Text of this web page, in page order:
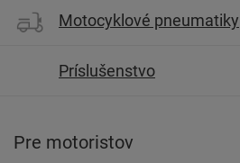
Motocyklové pneumatiky
Príslušenstvo
Pre motoristov